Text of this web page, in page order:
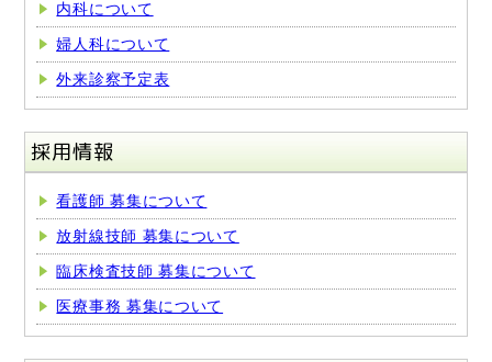
内科について
婦人科について
外来診察予定表
採用情報
看護師 募集について
放射線技師 募集について
臨床検査技師 募集について
医療事務 募集について